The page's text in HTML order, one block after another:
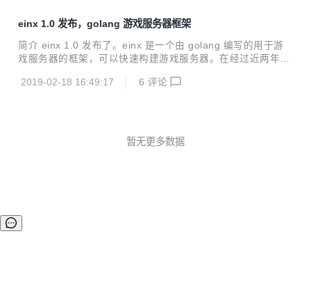
einx 1.0 发布，golang 游戏服务器框架
简介 einx 1.0 发布了。einx 是一个由 golang 编写的用于游
戏服务器的框架，可以快速构建游戏服务器。在经过近两年的
境的版本。相比 Pre-release 版本，einx 已经用于了生产环
系统进行重构优化 相关链接 下载地址 示例地址
2019-02-18 16:49:17 6 评论
暂无更多数据